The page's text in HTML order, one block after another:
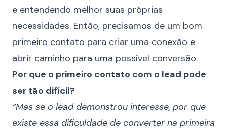
e entendendo melhor suas próprias
necessidades. Então, precisamos de um bom
primeiro contato para criar uma conexão e
abrir caminho para uma possível conversão.
Por que o primeiro contato com o lead pode
ser tão difícil?
“Mas se o lead demonstrou interesse, por que
existe essa dificuldade de converter na primeira